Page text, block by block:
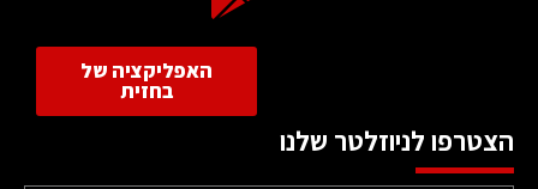
האפליקציה של
בחזית
הצטרפו לניוזלטר שלנו